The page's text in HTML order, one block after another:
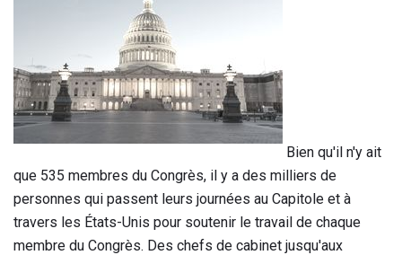
Bien qu'il n'y ait
que 535 membres du Congrès, il y a des milliers de
personnes qui passent leurs journées au Capitole et à
travers les États-Unis pour soutenir le travail de chaque
membre du Congrès. Des chefs de cabinet jusqu'aux